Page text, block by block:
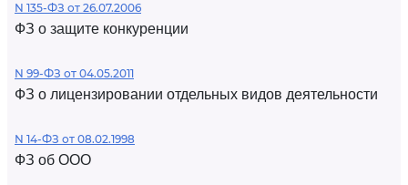
N 135-ФЗ от 26.07.2006
ФЗ о защите конкуренции
N 99-ФЗ от 04.05.2011
ФЗ о лицензировании отдельных видов деятельности
N 14-ФЗ от 08.02.1998
ФЗ об ООО